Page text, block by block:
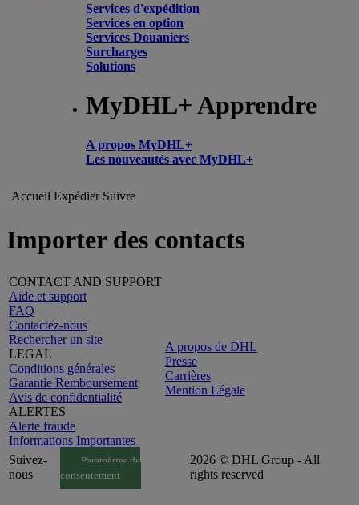
Services d'expédition
Services en option
Services Douaniers
Surcharges
Solutions
MyDHL+ Apprendre
A propos MyDHL+
Les nouveautés avec MyDHL+
Accueil Expédier Suivre
Importer des contacts
CONTACT AND SUPPORT
Aide et support
FAQ
Contactez-nous
Rechercher un site
LEGAL
Conditions générales
Garantie Remboursement
Avis de confidentialité
ALERTES
Alerte fraude
Informations Importantes
A propos de DHL
Presse
Carrières
Mention Légale
Suivez-
nous
Paramètres de
consentement
2026 © DHL Group - All
rights reserved